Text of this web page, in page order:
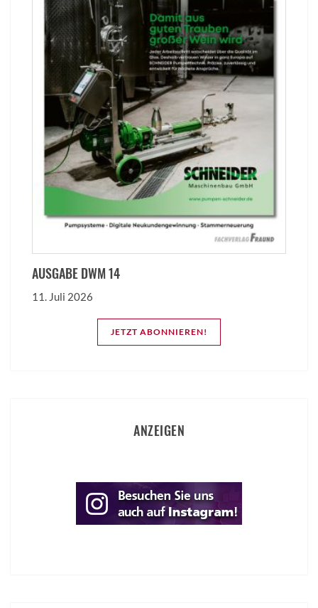
AUSGABE DWM 14
11. Juli 2026
JETZT ABONNIEREN!
ANZEIGEN